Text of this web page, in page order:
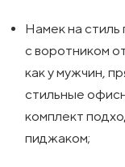
Намек на стиль
с воротником
как у мужчин,
стильные
комплект
пиджаком;